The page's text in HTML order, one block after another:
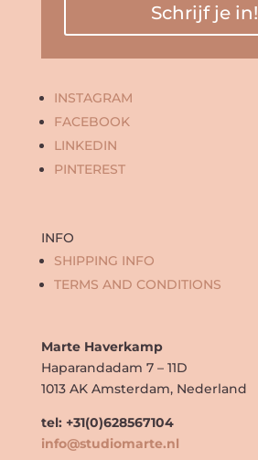
Schrijf je in!
INSTAGRAM
FACEBOOK
LINKEDIN
PINTEREST
INFO
SHIPPING INFO
TERMS AND CONDITIONS
Marte Haverkamp
Haparandadam 7 – 11D
1013 AK Amsterdam, Nederland
tel: +31(0)628567104
info@studiomarte.nl